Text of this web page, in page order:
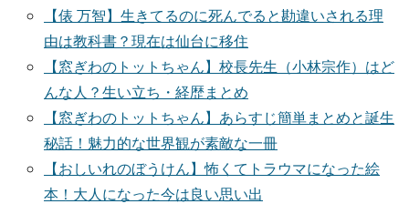
【俵 万智】生きてるのに死んでると勘違いされる理
由は教科書？現在は仙台に移住
【窓ぎわのトットちゃん】校長先生（小林宗作）はど
んな人？生い立ち・経歴まとめ
【窓ぎわのトットちゃん】あらすじ簡単まとめと誕生
秘話！魅力的な世界観が素敵な一冊
【おしいれのぼうけん】怖くてトラウマになった絵
本！大人になった今は良い思い出